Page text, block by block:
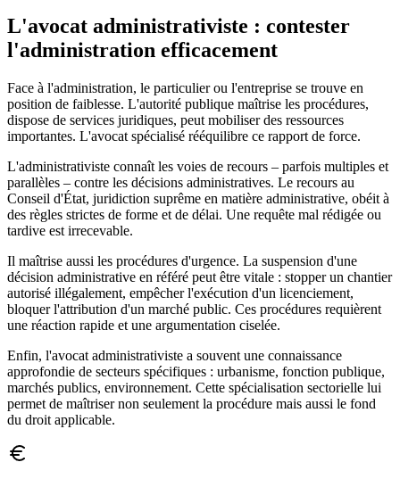
L'avocat administrativiste : contester
l'administration efficacement
Face à l'administration, le particulier ou l'entreprise se trouve en
position de faiblesse. L'autorité publique maîtrise les procédures,
dispose de services juridiques, peut mobiliser des ressources
importantes. L'avocat spécialisé rééquilibre ce rapport de force.
L'administrativiste connaît les voies de recours – parfois multiples et
parallèles – contre les décisions administratives. Le recours au
Conseil d'État, juridiction suprême en matière administrative, obéit à
des règles strictes de forme et de délai. Une requête mal rédigée ou
tardive est irrecevable.
Il maîtrise aussi les procédures d'urgence. La suspension d'une
décision administrative en référé peut être vitale : stopper un chantier
autorisé illégalement, empêcher l'exécution d'un licenciement,
bloquer l'attribution d'un marché public. Ces procédures requièrent
une réaction rapide et une argumentation ciselée.
Enfin, l'avocat administrativiste a souvent une connaissance
approfondie de secteurs spécifiques : urbanisme, fonction publique,
marchés publics, environnement. Cette spécialisation sectorielle lui
permet de maîtriser non seulement la procédure mais aussi le fond
du droit applicable.